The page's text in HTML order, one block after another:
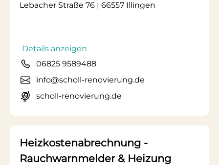
Lebacher Straße 76 | 66557 Illingen
Details anzeigen
06825 9589488
info@scholl-renovierung.de
scholl-renovierung.de
Heizkostenabrechnung -
Rauchwarnmelder & Heizung